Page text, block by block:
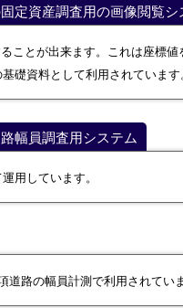
定資産調査用の画像閲覧シ
ことが出来ます。これは座標
礎資料として利用されていま
幅員調査用システム
用しています。
道路の幅員計測で利用されてい